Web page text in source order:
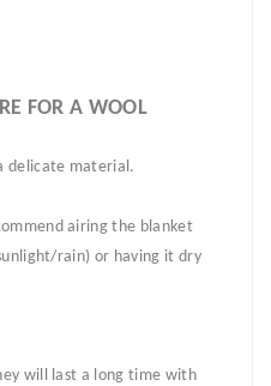
FOR A WOOL
delicate material.
airing the blanket
rain) or having it dry
will last a long time with